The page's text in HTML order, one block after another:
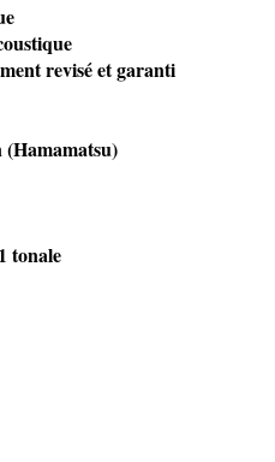
revisé et garanti
(Hamamatsu)
tonale